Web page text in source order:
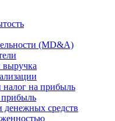
(MD&A)
на прибыль
средств